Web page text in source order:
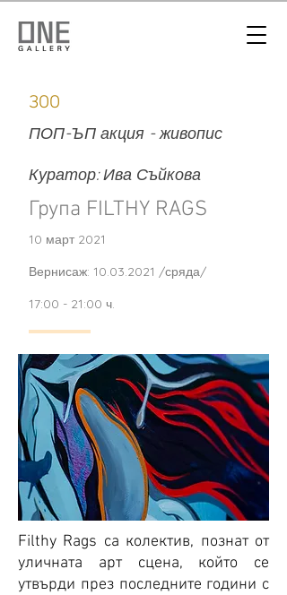
ЗОО
ПОП-ЪП акция - живопис
Куратор: Ива Съйкова
Група FILTHY RAGS
10 март 2021
Вернисаж: 10.03.2021 /сряда/
17:00 - 21:00 ч.
Filthy Rags са колектив, познат от
уличната арт сцена, който се
утвърди през последните години с